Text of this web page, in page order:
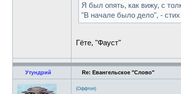
Я был опять, как вижу, с
"В начале было дело", - стих
Гёте, "Фауст"
Утундрий Re: Евангельское "Слово"
(Оффтоп)